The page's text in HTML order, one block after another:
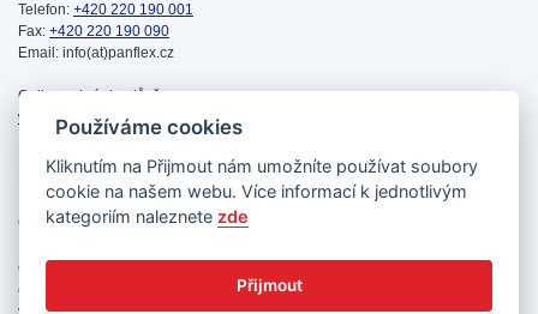
Telefon: +420 220 190 001
Fax: +420 220 190 090
Email: info(at)panflex.cz
Online schránka důvěry:
www.nntb.cz/c/e57syrfe
Produkty
Novinky
O společnosti
Ochrana osobních údajů GDPR
Cookies
Používáme cookies
Kliknutím na Přijmout nám umožníte používat soubory
cookie na našem webu. Více informací k jednotlivým
kategoriím naleznete zde
Přijmout